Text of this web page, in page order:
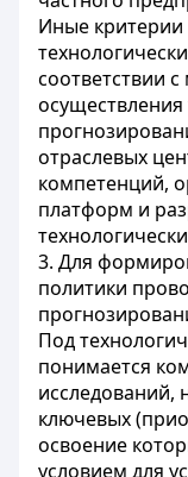
Иные
соответствии
осуществления
отраслевых
компетенций,
платформ и
3. Для
политики
Под
понимается
исследований,
ключевых
освоение
условием для